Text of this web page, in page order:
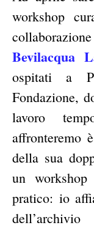
workshop
Bevilacqua
ospitati a
Fondazione,
lavoro
affronteremo
della sua
un
pratico: io